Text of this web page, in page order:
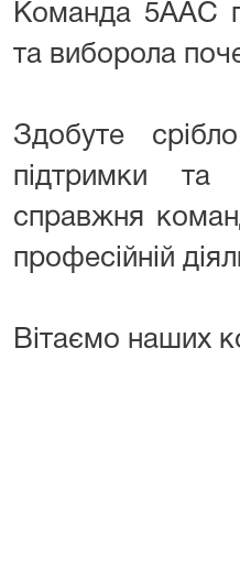
Команда 5ААС
та виборола
Здобуте
підтримки та
справжня
професійній
Вітаємо наших